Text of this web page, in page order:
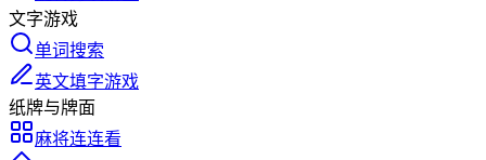
文字游戏
单词搜索
英文填字游戏
纸牌与牌面
麻将连连看